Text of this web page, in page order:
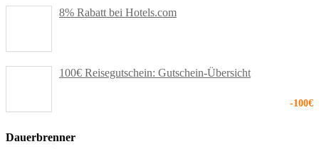
8% Rabatt bei Hotels.com
100€ Reisegutschein: Gutschein-Übersicht
-100€
Dauerbrenner